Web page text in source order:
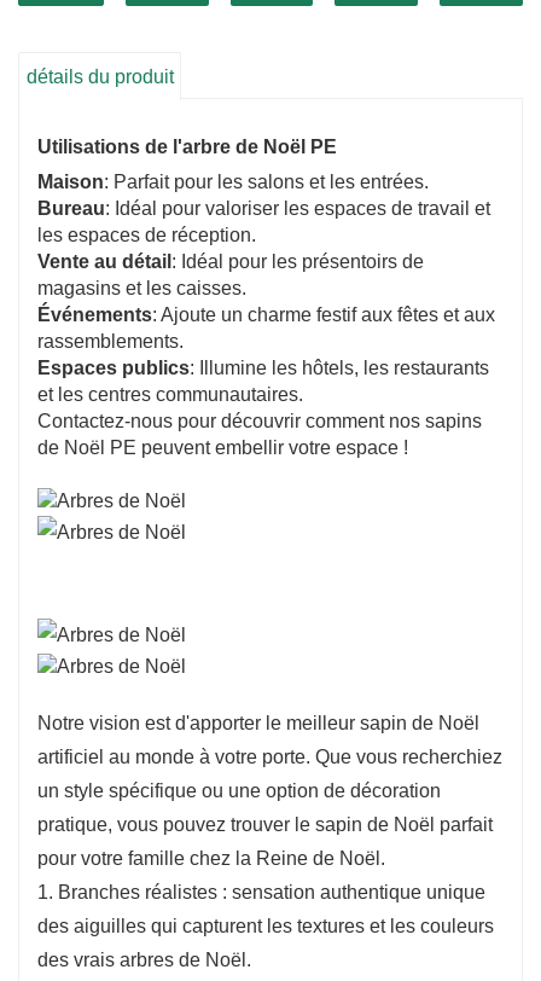
Contactez-nous pour découvrir comment nos sapins
détails du produit
Utilisations de l'arbre de Noël PE
Maison: Parfait pour les salons et les entrées.
Bureau: Idéal pour valoriser les espaces de travail et
les espaces de réception.
Vente au détail : Idéal pour les présentoirs de
magasins et les caisses.
Événements: Ajoute un charme festif aux fêtes et aux
rassemblements.
Espaces publics: Illumine les hôtels, les restaurants
et les centres communautaires.
Contactez-nous pour découvrir comment nos sapins
de Noël PE peuvent embellir votre espace !
Notre vision est d'apporter le meilleur sapin de Noël
artificiel au monde à votre porte. Que vous recherchiez
un style spécifique ou une option de décoration
pratique, vous pouvez trouver le sapin de Noël parfait
pour votre famille chez la Reine de Noël.
1. Branches réalistes : sensation authentique unique
des aiguilles qui capturent les textures et les couleurs
des vrais arbres de Noël.